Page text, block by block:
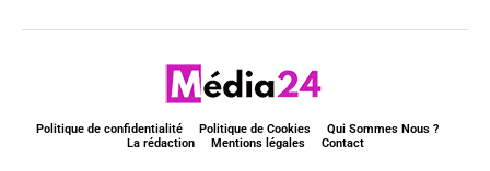
Politique de confidentialité Politique de Cookies
Qui Sommes Nous ?
La rédaction
Mentions légales Contact